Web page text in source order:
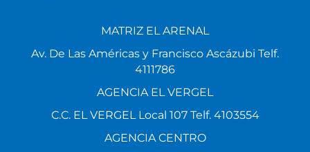
MATRIZ EL ARENAL
Av. De Las Américas y Francisco Ascázubi Telf.
4111786
AGENCIA EL VERGEL
C.C. EL VERGEL Local 107 Telf. 4103554
AGENCIA CENTRO